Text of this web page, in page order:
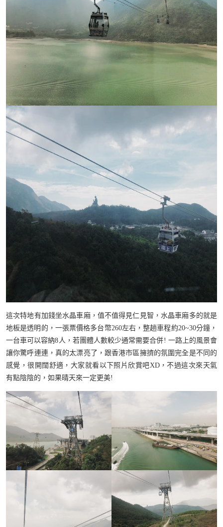
這次特地有加錢坐水晶車廂，值不值得見仁見智，水晶車廂多的就是
地板是透明的，一張票價格多台幣260左右，整趟車程約20~30分鐘，
一台車可以容納8人，若團體人數較少通常需要合併! 一路上的風景會
讓你驚呼連連，真的太漂亮了，跟香港市區擁擠的氛圍完全是不同的
感覺，很開闊舒適，大家就看以下照片欣賞吧XD，不過這次來天氣
有點陰陰的，如果晴天來一定更美!